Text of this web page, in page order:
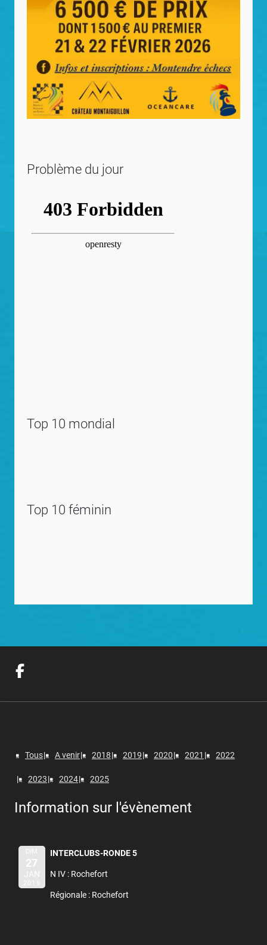
Problème du jour
Top 10 mondial
Top 10 féminin
Tous A venir 2018 2019 2020 2021 2022
2023 2024 2025
Information sur l'évènement
DIM
27
JAN
2019
INTERCLUBS-RONDE 5
N IV : Rochefort
Régionale : Rochefort